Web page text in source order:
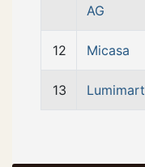
AG
12 Micasa
13 Lumimart